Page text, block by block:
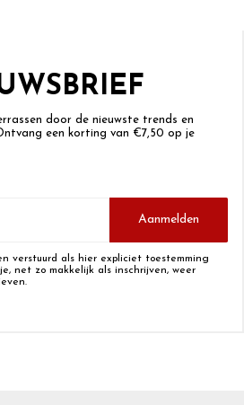
door de nieuwste trends en
een korting van €7,50 op je
Aanmelden
verstuurd als hier expliciet toestemming
net zo makkelijk als inschrijven, weer